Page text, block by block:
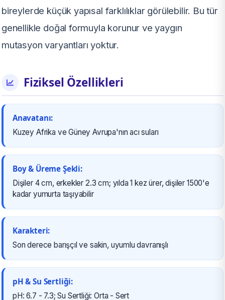
bireylerde küçük yapısal farklılıklar görülebilir. Bu tür
genellikle doğal formuyla korunur ve yaygın
mutasyon varyantları yoktur.
Fiziksel Özellikleri
Anavatanı:
Kuzey Afrika ve Güney Avrupa'nın acı suları
Boy & Üreme Şekli:
Dişiler 4 cm, erkekler 2.3 cm; yılda 1 kez ürer, dişiler 1500'e
kadar yumurta taşıyabilir
Karakteri:
Son derece barışçıl ve sakin, uyumlu davranışlı
pH & Su Sertliği:
pH: 6.7 - 7.3; Su Sertliği: Orta - Sert